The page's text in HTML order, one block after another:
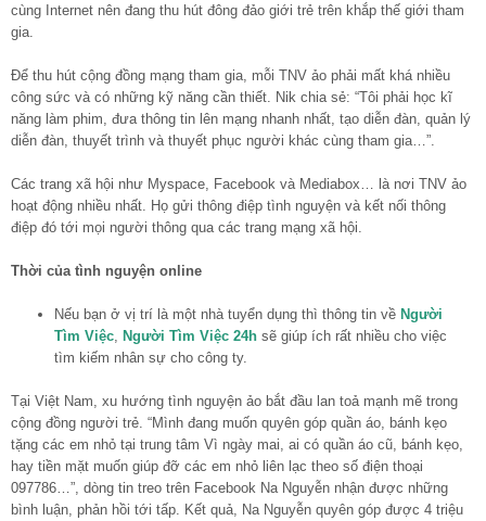
cùng Internet nên đang thu hút đông đảo giới trẻ trên khắp thế giới tham
gia.
Để thu hút cộng đồng mạng tham gia, mỗi TNV ảo phải mất khá nhiều
công sức và có những kỹ năng cần thiết. Nik chia sẻ: “Tôi phải học kĩ
năng làm phim, đưa thông tin lên mạng nhanh nhất, tạo diễn đàn, quản lý
diễn đàn, thuyết trình và thuyết phục người khác cùng tham gia…”.
Các trang xã hội như Myspace, Facebook và Mediabox… là nơi TNV ảo
hoạt động nhiều nhất. Họ gửi thông điệp tình nguyện và kết nối thông
điệp đó tới mọi người thông qua các trang mạng xã hội.
Thời của tình nguyện online
Nếu bạn ở vị trí là một nhà tuyển dụng thì thông tin về Người
Tìm Việc Người Tìm Việc 24h sẽ giúp ích rất nhiều cho việc
tìm kiếm nhân sự cho công ty.
Tại Việt Nam, xu hướng tình nguyện ảo bắt đầu lan toả mạnh mẽ trong
cộng đồng người trẻ. “Mình đang muốn quyên góp quần áo, bánh kẹo
tặng các em nhỏ tại trung tâm Vì ngày mai, ai có quần áo cũ, bánh kẹo,
hay tiền mặt muốn giúp đỡ các em nhỏ liên lạc theo số điện thoại
097786…”, dòng tin treo trên Facebook Na Nguyễn nhận được những
bình luận, phản hồi tới tấp. Kết quả, Na Nguyễn quyên góp được 4 triệu